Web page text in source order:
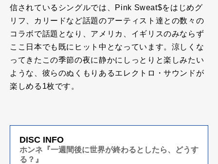
信されているシングルでは、Pink Sweat$をはじめグ
リフ、カリードなど話題のアーティスト達との数々の
コラボで話題となり、アメリカ、イギリスのみならず
ここ日本でも既にヒット中となっています。涼しくな
ってきたこの季節の夜に静かにしっとりと楽しみたい
ような、彼らのぬくもりあるエレクトロ・サウンドが
楽しめる1枚です。
DISC INFO
ホンネ『一週間後に世界が終わるとしたら、どうす
る？』